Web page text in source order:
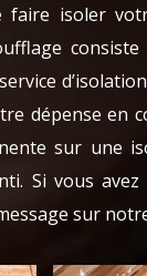
faire isoler
dépense en
sur une
Si vous
sur